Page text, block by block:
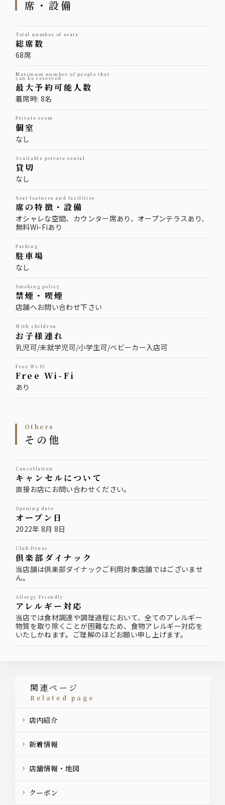
席・設備
total number of seats
総席数
68席
maximum number of people that
can be reserved
最大予約可能人数
着席時: 8名
private room
個室
なし
available private rental
貸切
なし
seat features and facilities
席の特徴・設備
オシャレな空間、カウンター席あり、オープンテラスあり、
無料Wi-Fiあり
parking
駐車場
なし
smoking policy
禁煙・喫煙
店舗へお問い合わせ下さい
with children
お子様連れ
乳児可/未就学児可/小学生可/ベビーカー入店可
Free Wi-Fi
Free Wi-Fi
あり
others
その他
cancellation
キャンセルについて
直接お店にお問い合わせください。
opening date
オープン日
2022年 8月 8日
Club Dynac
倶楽部ダイナック
当店舗は倶楽部ダイナックご利用対象店舗ではございませ
ん。
Allergy Friendly
アレルギー対応
当店では食材調達や調理過程において、全てのアレルギー
物質を取り除くことが困難なため、食物アレルギー対応を
いたしかねます。ご理解のほどお願い申し上げます。
関連ページ
related page
店内紹介
新着情報
店舗情報・地図
クーポン